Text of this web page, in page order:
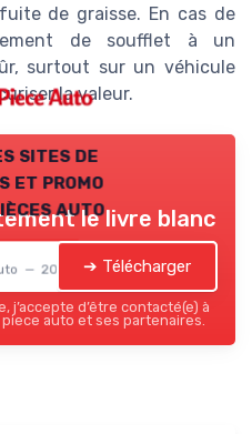
de graisse. En cas de
de soufflet à un
surtout sur un véhicule
la valeur.
sites de
et promo
auto
— 2026
le livre blanc
➔ Télécharger
j’accepte d’être contacté(e) à
auto et ses partenaires.